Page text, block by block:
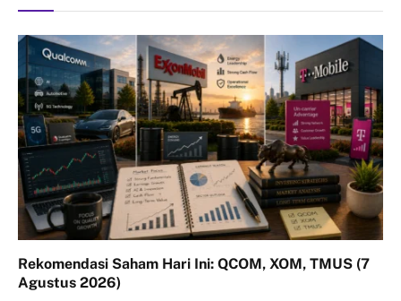
Rekomendasi Saham Hari Ini: QCOM, XOM, TMUS (7
Agustus 2026)